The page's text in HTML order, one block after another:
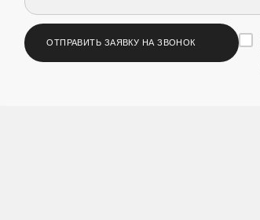
ОТПРАВИТЬ ЗАЯВКУ НА ЗВОНОК